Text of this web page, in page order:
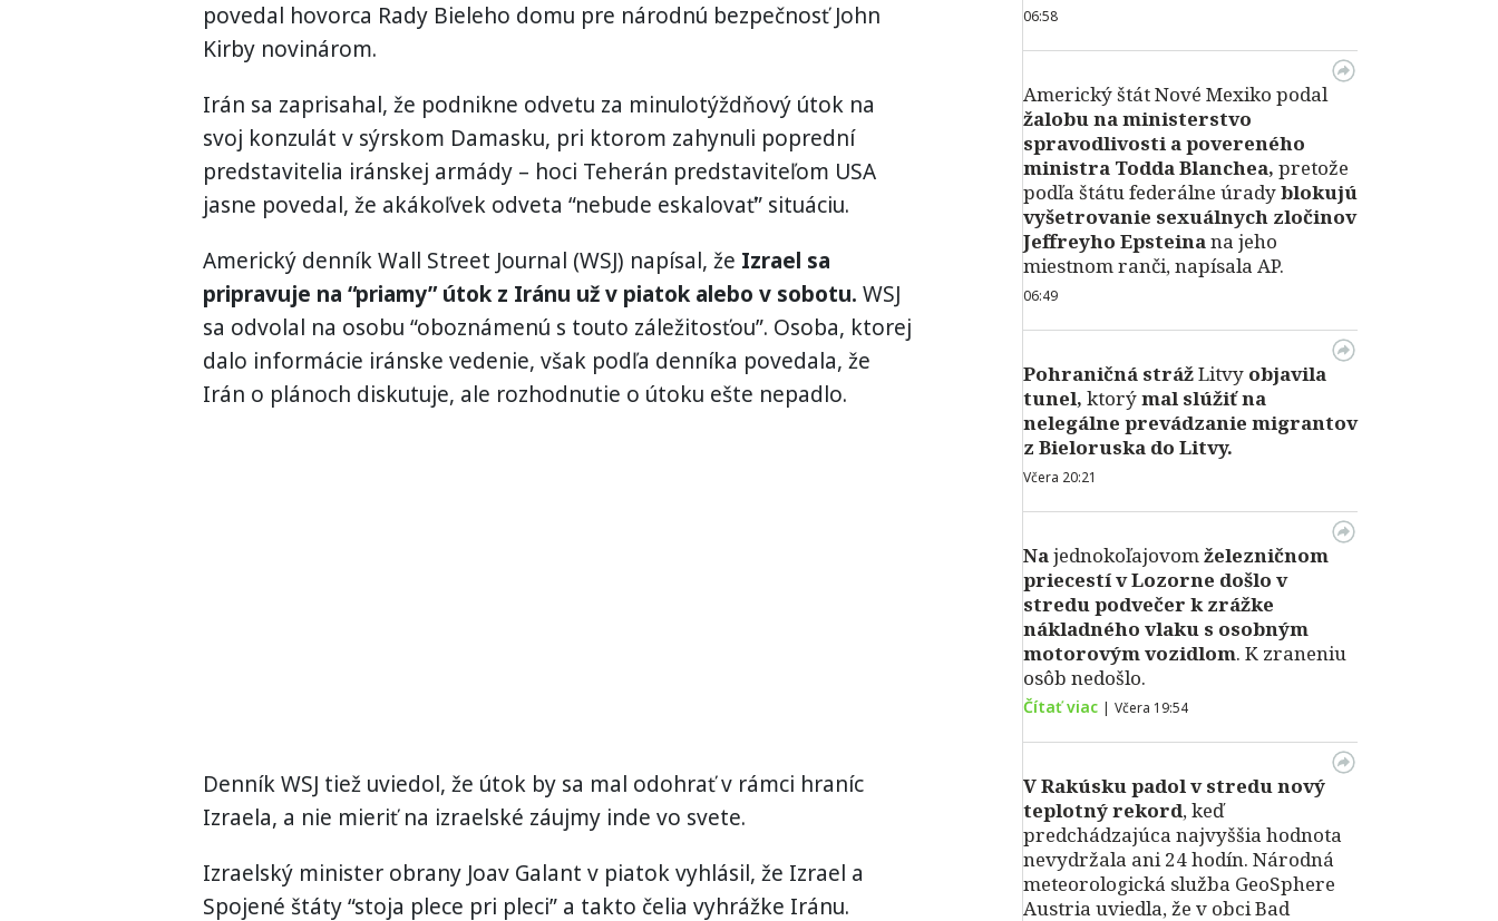
povedal hovorca Rady Bieleho domu pre národnú bezpečnosť John
Kirby novinárom.
Irán sa zaprisahal, že podnikne odvetu za minulotýždňový útok na
svoj konzulát v sýrskom Damasku, pri ktorom zahynuli poprední
predstavitelia iránskej armády – hoci Teherán predstaviteľom USA
jasne povedal, že akákoľvek odveta “nebude eskalovať” situáciu.
Americký denník Wall Street Journal (WSJ) napísal, že Izrael sa
pripravuje na “priamy” útok z Iránu už v piatok alebo v sobotu. WSJ
sa odvolal na osobu “oboznámenú s touto záležitosťou”. Osoba, ktorej
dalo informácie iránske vedenie, však podľa denníka povedala, že
Irán o plánoch diskutuje, ale rozhodnutie o útoku ešte nepadlo.
Denník WSJ tiež uviedol, že útok by sa mal odohrať v rámci hraníc
Izraela, a nie mieriť na izraelské záujmy inde vo svete.
Izraelský minister obrany Joav Galant v piatok vyhlásil, že Izrael a
Spojené štáty “stoja plece pri pleci” a takto čelia vyhrážke Iránu.
06:58
Americký štát Nové Mexiko podal
žalobu na ministerstvo
spravodlivosti a povereného
ministra Todda Blanchea, pretože
podľa štátu federálne úradyblokujú
vyšetrovanie sexuálnych zločinov
Jeffreyho Epsteinana jeho
miestnom ranči, napísala AP.
06:49
Pohraničná strážLitvy objavila
tunel, ktorýmal slúžiť na
nelegálne prevádzanie migrantov
z Bieloruska do Litvy.
Včera 20:21
Najednokoľajovomželezničnom
priecestí v Lozorne došlo v
stredu podvečer k zrážke
nákladného vlaku s osobným
motorovým vozidlom. K zraneniu
osôb nedošlo.
Čítať viac | Včera 19:54
V Rakúsku padol v stredu nový
teplotný rekord, keď
predchádzajúca najvyššia hodnota
nevydržala ani 24 hodín. Národná
meteorologická služba GeoSphere
Austria uviedla, že v obci Bad